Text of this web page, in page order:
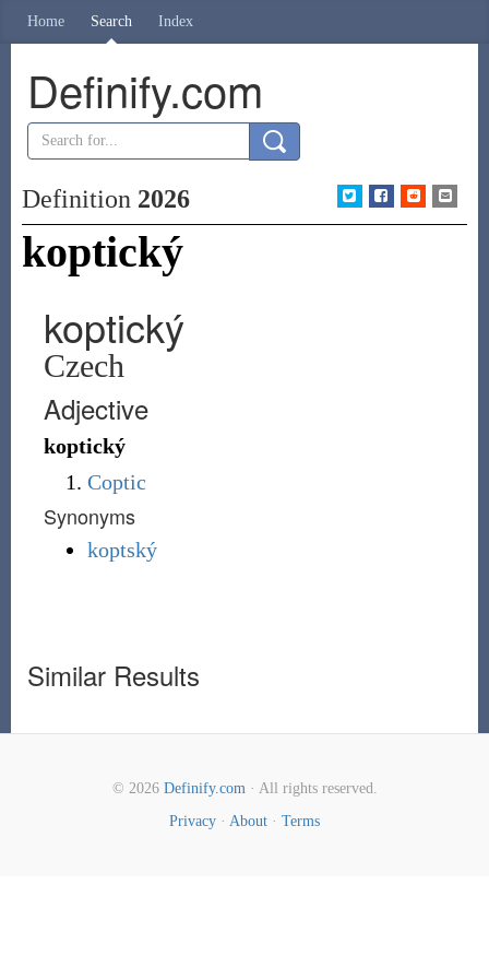
Home Search Index
Definify.com
Definition 2026
koptický
koptický
Czech
Adjective
koptický
Coptic
Synonyms
koptský
Similar Results
© 2026 Definify.com· All rights reserved.
Privacy · About · Terms